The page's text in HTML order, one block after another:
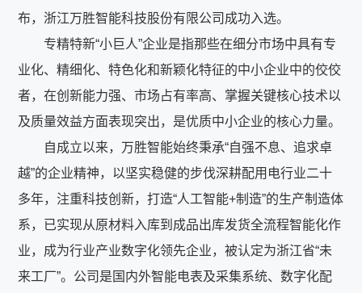
布，浙江万胜智能科技股份有限公司成功入选。
专精特新“小巨人”企业是指那些在细分市场中具有专
业化、精细化、特色化和新颖化特征的中小企业中的佼佼
者，在创新能力强、市场占有率高、掌握关键核心技术以
及质量效益方面表现突出，是优质中小企业的核心力量。
自成立以来，万胜智能始终秉承“自强不息、追求卓
越”的企业精神，以坚实稳健的步伐深耕配用电行业二十
多年，注重科技创新，打造“人工智能+制造”的生产制造体
系，已实现从原材料入库到成品出库发货全流程智能化作
业，成为行业产业数字化领先企业，被认定为浙江省“未
来工厂”。公司是国内外智能电表及采集系统、数字化配